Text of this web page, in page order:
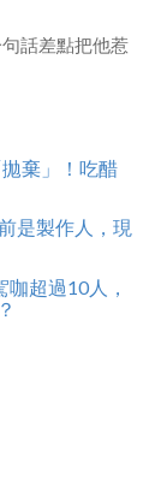
話差點把他惹
拋棄」！吃醋
是製作人，現
咖超過10人，